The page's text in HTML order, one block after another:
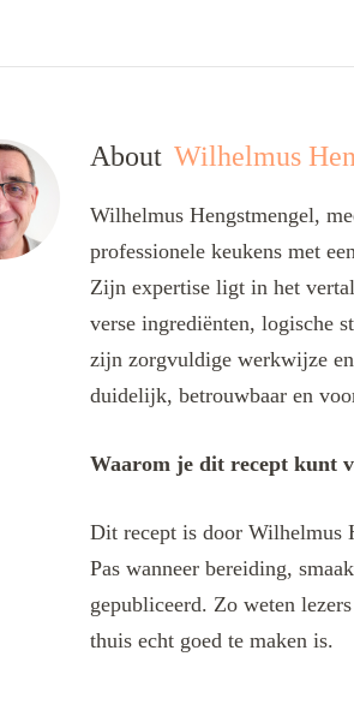
About Wilhelmus
Wilhelmus Hengstmengel,
professionele keukens met
Zijn expertise ligt in het
verse ingrediënten, logische
zijn zorgvuldige werkwijze
duidelijk, betrouwbaar en
Waarom je dit recept kunt
Dit recept is door Wilhelmus
Pas wanneer bereiding,
gepubliceerd. Zo weten
thuis echt goed te maken is.